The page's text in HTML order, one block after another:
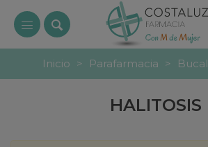
Inicio > Parafarmacia > Bucal
HALITOSIS